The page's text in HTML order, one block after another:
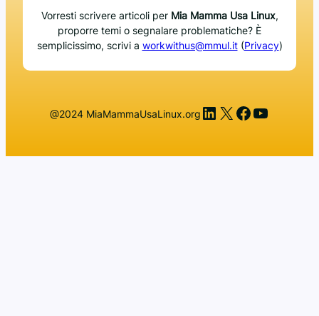
Vorresti scrivere articoli per Mia Mamma Usa Linux,
proporre temi o segnalare problematiche? È
semplicissimo, scrivi a workwithus@mmul.it(Privacy)
@2024 MiaMammaUsaLinux.org LinkedIn
X Facebook